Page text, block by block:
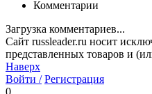
Комментарии
Загрузка комментариев...
Сайт russleader.ru носит
представленных товаров и
Наверх
Войти / Регистрация
0